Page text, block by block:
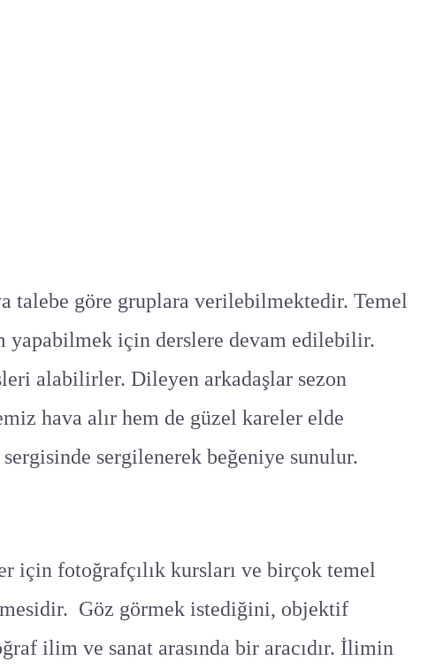
talebe göre gruplara verilebilmektedir. Temel
yapabilmek için derslere devam edilebilir.
alabilirler. Dileyen arkadaşlar sezon
hava alır hem de güzel kareler elde
sergilenerek beğeniye sunulur.
için fotoğrafçılık kursları ve birçok temel
Göz görmek istediğini, objektif
ilim ve sanat arasında bir aracıdır. İlimin